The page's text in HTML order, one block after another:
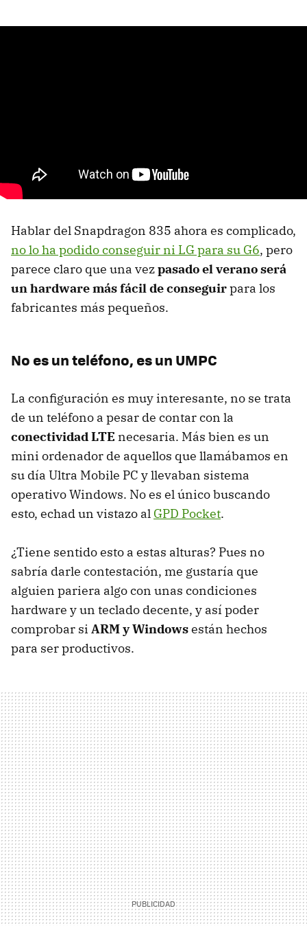
Hablar del Snapdragon 835 ahora es complicado,
no lo ha podido conseguir ni LG para su G6, pero
parece claro que una vezpasado el verano será
un hardware más fácil de conseguirpara los
fabricantes más pequeños.
No es un teléfono, es un UMPC
La configuración es muy interesante, no se trata
de un teléfono a pesar de contar con la
conectividad LTE necesaria. Más bien es un
mini ordenador de aquellos que llamábamos en
su día Ultra Mobile PC y llevaban sistema
operativo Windows. No es el único buscando
esto, echad un vistazo al GPD Pocket.
¿Tiene sentido esto a estas alturas? Pues no
sabría darle contestación, me gustaría que
alguien pariera algo con unas condiciones
hardware y un teclado decente, y así poder
comprobar si ARM y Windowsestán hechos
para ser productivos.